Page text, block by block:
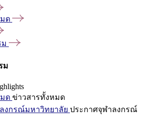
ด
ม
ด ข่าวสารทั้งหมด
งกรณ์มหาวิทยาลัย ประกาศจุฬาลงกรณ์